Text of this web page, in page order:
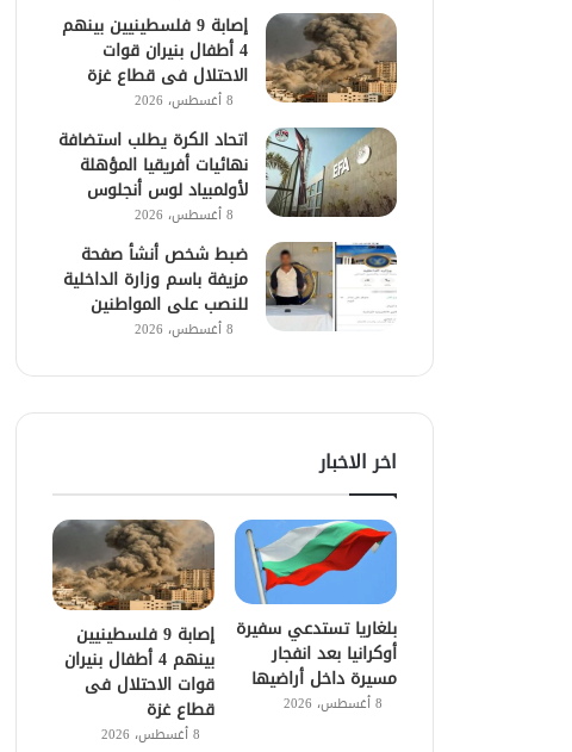
إصابة 9 فلسطينيين بينهم
4 أطفال بنيران قوات
الاحتلال فى قطاع غزة
8 أغسطس، 2026
اتحاد الكرة يطلب استضافة
نهائيات أفريقيا المؤهلة
لأولمبياد لوس أنجلوس
8 أغسطس، 2026
ضبط شخص أنشأ صفحة
مزيفة باسم وزارة الداخلية
للنصب على المواطنين
8 أغسطس، 2026
اخر الاخبار
بلغاريا تستدعي سفيرة
أوكرانيا بعد انفجار
مسيرة داخل أراضيها
8 أغسطس، 2026
إصابة 9 فلسطينيين
بينهم 4 أطفال بنيران
قوات الاحتلال فى
قطاع غزة
8 أغسطس، 2026